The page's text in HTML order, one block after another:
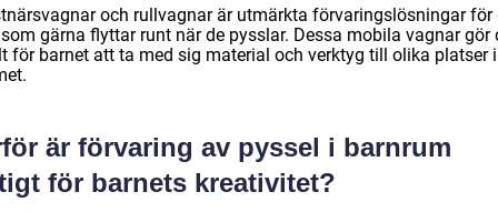
och rullvagnar är utmärkta förvaringslösningar för
gärna flyttar runt när de pysslar. Dessa mobila vagnar gör
för barnet att ta med sig material och verktyg till olika platser i
är förvaring av pyssel i barnrum
för barnets kreativitet?